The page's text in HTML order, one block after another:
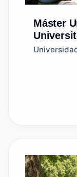
Máster
Finanzas